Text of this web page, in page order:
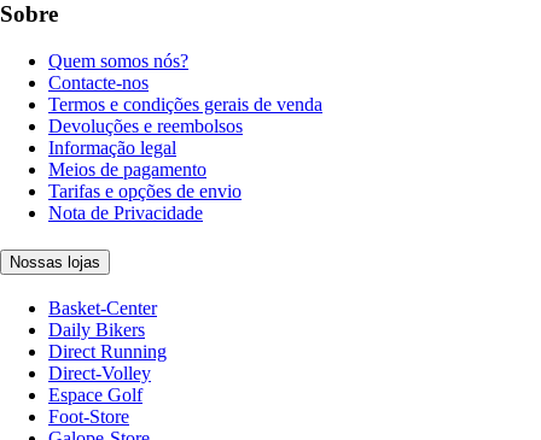
Sobre
Quem somos nós?
Contacte-nos
Termos e condições gerais de venda
Devoluções e reembolsos
Informação legal
Meios de pagamento
Tarifas e opções de envio
Nota de Privacidade
Nossas lojas
Basket-Center
Daily Bikers
Direct Running
Direct-Volley
Espace Golf
Foot-Store